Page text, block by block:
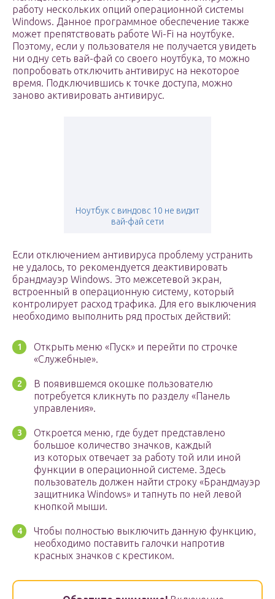
работу нескольких опций операционной системы
Windows. Данное программное обеспечение также
может препятствовать работе Wi-Fi на ноутбуке.
Поэтому, если у пользователя не получается увидеть
ни одну сеть вай-фай со своего ноутбука, то можно
попробовать отключить антивирус на некоторое
время. Подключившись к точке доступа, можно
заново активировать антивирус.
Ноутбук с виндовс 10 не видит
вай-фай сети
Если отключением антивируса проблему устранить
не удалось, то рекомендуется деактивировать
брандмауэр Windows. Это межсетевой экран,
встроенный в операционную систему, который
контролирует расход трафика. Для его выключения
необходимо выполнить ряд простых действий:
Открыть меню «Пуск» и перейти по строчке
«Служебные».
В появившемся окошке пользователю
потребуется кликнуть по разделу «Панель
управления».
Откроется меню, где будет представлено
большое количество значков, каждый
из которых отвечает за работу той или иной
функции в операционной системе. Здесь
пользователь должен найти строку «Брандмауэр
защитника Windows» и тапнуть по ней левой
кнопкой мыши.
Чтобы полностью выключить данную функцию,
необходимо поставить галочки напротив
красных значков с крестиком.